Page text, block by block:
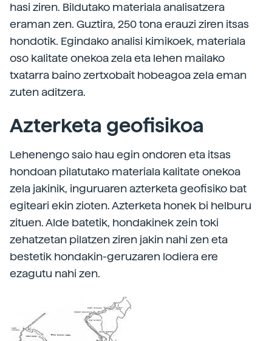
hasi ziren. Bildutako materiala analisatzera
eraman zen. Guztira, 250 tona erauzi ziren itsas
hondotik. Egindako analisi kimikoek, materiala
oso kalitate onekoa zela eta lehen mailako
txatarra baino zertxobait hobeagoa zela eman
zuten aditzera.
Azterketa geofisikoa
Lehenengo saio hau egin ondoren eta itsas
hondoan pilatutako materiala kalitate onekoa
zela jakinik, inguruaren azterketa geofisiko bat
egiteari ekin zioten. Azterketa honek bi helburu
zituen. Alde batetik, hondakinek zein toki
zehatzetan pilatzen ziren jakin nahi zen eta
bestetik hondakin-geruzaren lodiera ere
ezagutu nahi zen.